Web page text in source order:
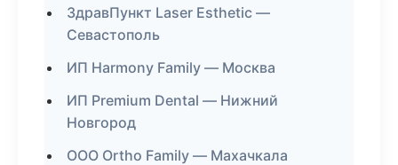
ЗдравПункт Laser Esthetic —
Севастополь
ИП Harmony Family — Москва
ИП Premium Dental — Нижний
Новгород
ООО Ortho Family — Махачкала